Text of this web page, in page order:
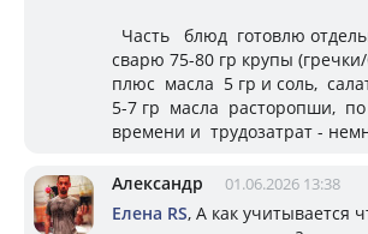
Часть блюд готовлю
сварю 75-80 гр крупы
плюс масла 5 гр и соль,
5-7 гр масла расторопши, по
времени и трудозатрат -
Александр 01.06.2026 13:38
Елена RS, А как учитывается